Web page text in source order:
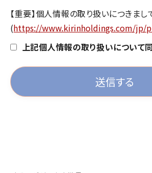
のご案内及びご紹介など）によりまし
たしかねる場合がございます。あらか
さい。
私どもからご依頼した場合を除き、
案をお受けすることは遠慮させてい
ご連絡いただいた場合、ご返信はい
【重要】個人情報の取り扱いにつきま
(https://www.kirinholdings.com/jp/
上記個人情報の取り扱いについて